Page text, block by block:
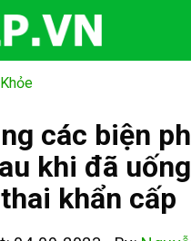
các biện
khi đã
khẩn cấp